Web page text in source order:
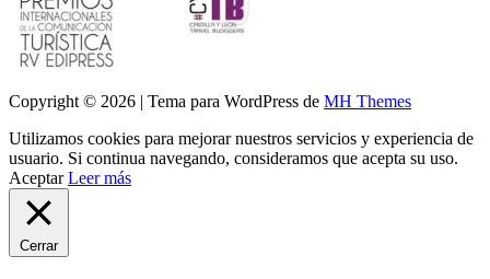
Copyright © 2026 | Tema para WordPress de MH Themes
Utilizamos cookies para mejorar nuestros servicios y experiencia de
usuario. Si continua navegando, consideramos que acepta su uso.
Aceptar Leer más
Cerrar